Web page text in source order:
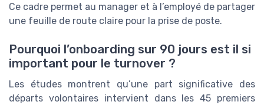
Ce cadre permet au manager et à l’employé de partager
une feuille de route claire pour la prise de poste.
Pourquoi l’onboarding sur 90 jours est il si
important pour le turnover ?
Les études montrent qu’une part significative des
départs volontaires intervient dans les 45 premiers